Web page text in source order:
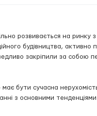
розвивається на ринку
будівництва, активно
закріпили за собою
бути сучасна
з основними тенденціями